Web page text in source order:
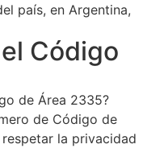
país, en Argentina,
Código
de Área 2335?
de Código de
la privacidad